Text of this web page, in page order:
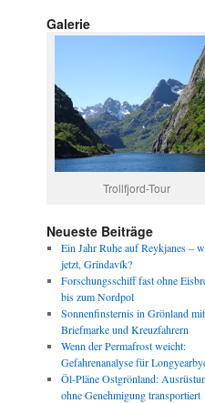
Galerie
Trollfjord-Tour
Neueste Beiträge
Ein Jahr Ruhe auf Reykjanes –
jetzt, Grindavík?
Forschungsschiff fast ohne
bis zum Nordpol
Sonnenfinsternis in Grönland mit
Briefmarke und Kreuzfahrern
Wenn der Permafrost weicht:
Gefahrenanalyse für
Öl-Pläne Ostgrönland:
ohne Genehmigung transportiert